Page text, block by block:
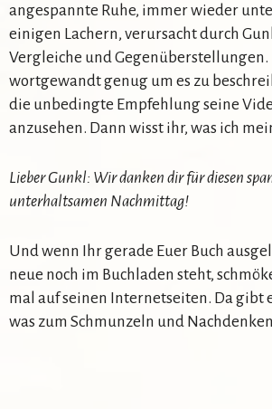
angespannte Ruhe, immer wieder
einigen Lachern, verursacht durch
Vergleiche und Gegenüberstellungen.
wortgewandt genug um es zu
die unbedingte Empfehlung seine
anzusehen. Dann wisst ihr, was ich
Lieber Gunkl: Wir danken dir für diesen
unterhaltsamen Nachmittag!
Und wenn Ihr gerade Euer Buch
neue noch im Buchladen steht,
mal auf seinen Internetseiten. Da gibt
was zum Schmunzeln und